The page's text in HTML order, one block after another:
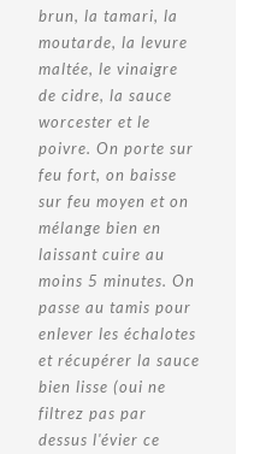
brun, la tamari, la
moutarde, la levure
maltée, le vinaigre
de cidre, la sauce
worcester et le
poivre. On porte sur
feu fort, on baisse
sur feu moyen et on
mélange bien en
laissant cuire au
moins 5 minutes. On
passe au tamis pour
enlever les échalotes
et récupérer la sauce
bien lisse (oui ne
filtrez pas par
dessus l'évier ce